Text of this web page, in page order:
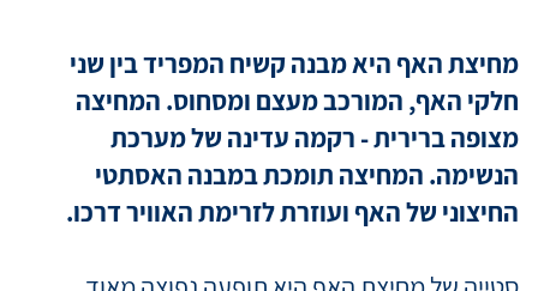
קריירה
כניסת
מחיצת האף היא מבנה קשיח המפריד בין שני
חלקי האף, המורכב מעצם ומסחוס. המחיצה
מצופה ברירית - רקמה עדינה של מערכת
הנשימה. המחיצה תומכת במבנה האסתטי
החיצוני של האף ועוזרת לזרימת האוויר דרכו.